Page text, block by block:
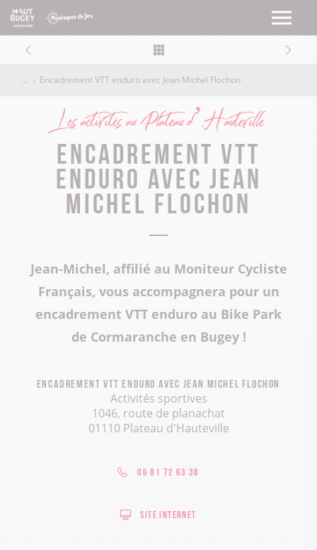
Encadrement VTT enduro avec Jean Michel Flochon
Les activités au Plateau d’Hauteville
Encadrement VTT
enduro avec Jean
Michel Flochon
Jean-Michel, affilié au Moniteur Cycliste
Français, vous accompagnera pour un
encadrement VTT enduro au Bike Park
de Cormaranche en Bugey !
Encadrement VTT enduro avec Jean Michel Flochon
Activités sportives
1046, route de planachat
01110 Plateau d'Hauteville
06 81 72 63 38
Site internet